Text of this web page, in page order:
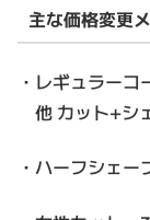
主な価格変更
・レギュラー
他 カット+シ
・ハーフシェ